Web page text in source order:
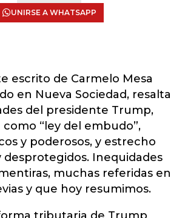
UNIRSE A WHATSAPP
escrito de Carmelo Mesa
en Nueva Sociedad, resalta
del presidente Trump,
“ley del embudo”,
y poderosos, y estrecho
desprotegidos. Inequidades
muchas referidas en
y que hoy resumimos.